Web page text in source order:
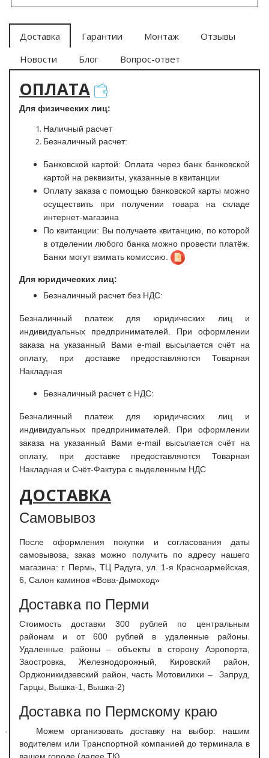
Доставка Гарантии Монтаж
Отзывы
Новости
Блог Вопрос-ответ
ОПЛАТА
Для физических лиц:
Наличный расчет
Безналичный расчет:
Банковской картой: Оплата через банк банковской
картой на реквизиты, указанные в квитанции
Оплату заказа с помощью банковской карты можно
осуществить при получении товара на складе
интернет-магазина
По квитанции: Вы получаете квитанцию, по которой
в отделении любого банка можно провести платёж.
Банки могут взимать комиссию.
Для юридических лиц:
Безналичный расчет без НДС:
Безналичный платеж для юридических лиц и
индивидуальных предпринимателей. При оформлении
заказа на указанный Вами e-mail высылается счёт на
оплату, при доставке предоставляются Товарная
Накладная
Безналичный расчет с НДС:
Безналичный платеж для юридических лиц и
индивидуальных предпринимателей. При оформлении
заказа на указанный Вами e-mail высылается счёт на
оплату, при доставке предоставляются Товарная
Накладная и Счёт-Фактура с выделенным НДС
ДОСТАВКА
Самовывоз
После оформления покупки и согласования даты
самовывоза, заказ можно получить по адресу нашего
магазина: г. Пермь, ТЦ Радуга, ул. 1-я Красноармейская,
6, Салон каминов «Вова-Дымоход»
Доставка по Перми
Стоимость доставки 300 рублей по центральным
районам и от 600 рублей в удаленные районы.
Удаленные районы – объекты в сторону Аэропорта,
Заостровка, Железнодорожный, Кировский район,
Орджоникидзевский район, часть Мотовилихи – Запруд,
Гарцы, Вышка-1, Вышка-2)
Доставка по Пермскому краю
·
Можем организовать доставку на выбор: нашим
водителем или Транспортной компанией до терминала в